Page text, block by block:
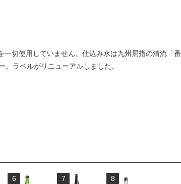
切使用していません。仕込み水は九州屈指の清流「番
ラベルがリニューアルしました。
6 7 8